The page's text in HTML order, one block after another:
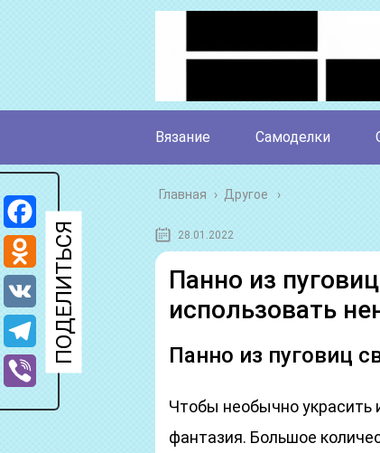
Вязание Самоделки
Главная › Другое
28.01.2022
Панно из
использовать
Панно из пуговиц
Чтобы необычно украсить
фантазия. Большое
Facebook
Odnoklassniki
VK
Telegram
Viber